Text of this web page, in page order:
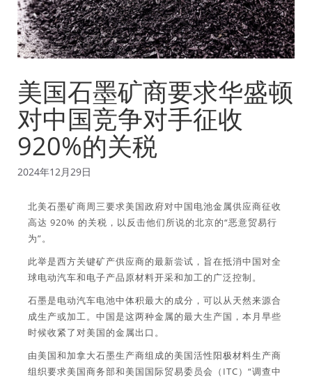
美国石墨矿商要求华盛顿
对中国竞争对手征收
920%的关税
2024年12月29日
北美石墨矿商周三要求美国政府对中国电池金属供应商征收
高达 920% 的关税，以反击他们所说的北京的“恶意贸易行
为”。
此举是西方关键矿产供应商的最新尝试，旨在抵消中国对全
球电动汽车和电子产品原材料开采和加工的广泛控制。
石墨是电动汽车电池中体积最大的成分，可以从天然来源合
成生产或加工。中国是这两种金属的最大生产国，本月早些
时候收紧了对美国的金属出口。
由美国和加拿大石墨生产商组成的美国活性阳极材料生产商
组织要求美国商务部和美国国际贸易委员会（ITC）“调查中